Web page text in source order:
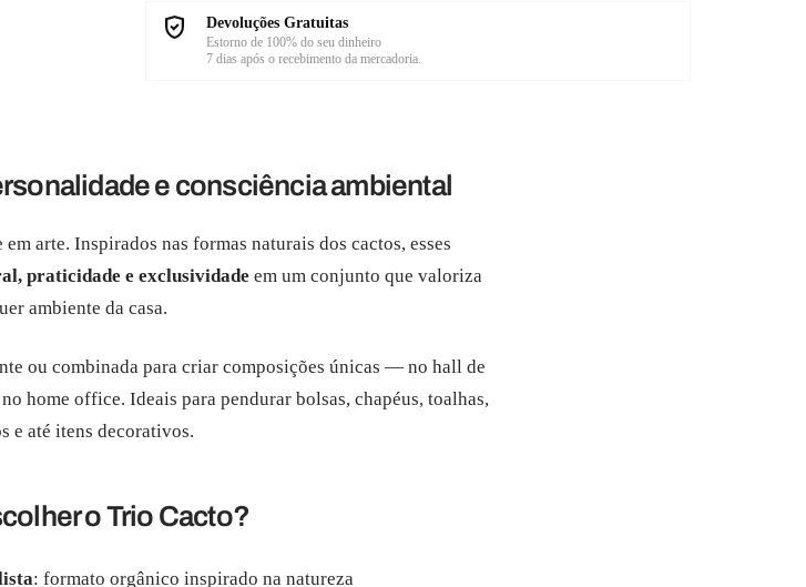
Devoluções Gratuitas
Estorno de 100% do seu dinheiro
7 dias após o recebimento da mercadoria.
e consciência ambiental
arte. Inspirados nas formas naturais dos cactos, esses
praticidade e exclusividade em um conjunto que valoriza
ambiente da casa.
ou combinada para criar composições únicas — no hall de
home office. Ideais para pendurar bolsas, chapéus, toalhas,
e até itens decorativos.
o Trio Cacto?
: formato orgânico inspirado na natureza